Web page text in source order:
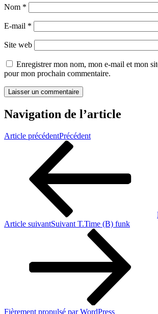
Nom *
E-mail *
Site web
Enregistrer mon nom, mon e-mail et mon
pour mon prochain commentaire.
Navigation de l’article
Article précédentPrécédent
Article suivantSuivant T.Time (B) funk
Fièrement propulsé par WordPress